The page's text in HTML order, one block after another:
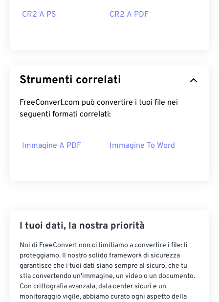
CR2 A PS CR2 A PDF
Strumenti correlati
FreeConvert.com può convertire i tuoi file nei
seguenti formati correlati:
Immagine A PDF Immagine To Word
I tuoi dati, la nostra priorità
Noi di FreeConvert non ci limitiamo a convertire i file: li
proteggiamo. Il nostro solido framework di sicurezza
garantisce che i tuoi dati siano sempre al sicuro, che tu
stia convertendo un'immagine, un video o un documento.
Con crittografia avanzata, data center sicuri e un
monitoraggio vigile, abbiamo curato ogni aspetto della